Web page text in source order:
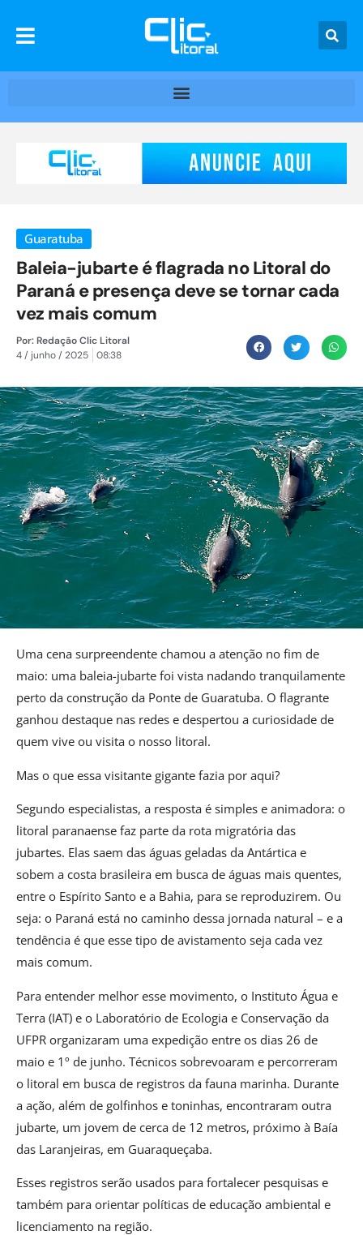
Guaratuba
Baleia-jubarte é flagrada no Litoral do
Paraná e presença deve se tornar cada
vez mais comum
Por:Redação Clic Litoral
4 / junho / 2025
08:38
Uma cena surpreendente chamou a atenção no fim de
maio: uma baleia-jubarte foi vista nadando tranquilamente
perto da construção da Ponte de Guaratuba. O flagrante
ganhou destaque nas redes e despertou a curiosidade de
quem vive ou visita o nosso litoral.
Mas o que essa visitante gigante fazia por aqui?
Segundo especialistas, a resposta é simples e animadora: o
litoral paranaense faz parte da rota migratória das
jubartes. Elas saem das águas geladas da Antártica e
sobem a costa brasileira em busca de águas mais quentes,
entre o Espírito Santo e a Bahia, para se reproduzirem. Ou
seja: o Paraná está no caminho dessa jornada natural – e a
tendência é que esse tipo de avistamento seja cada vez
mais comum.
Para entender melhor esse movimento, o Instituto Água e
Terra (IAT) e o Laboratório de Ecologia e Conservação da
UFPR organizaram uma expedição entre os dias 26 de
maio e 1º de junho. Técnicos sobrevoaram e percorreram
o litoral em busca de registros da fauna marinha. Durante
a ação, além de golfinhos e toninhas, encontraram outra
jubarte, um jovem de cerca de 12 metros, próximo à Baía
das Laranjeiras, em Guaraqueçaba.
Esses registros serão usados para fortalecer pesquisas e
também para orientar políticas de educação ambiental e
licenciamento na região.